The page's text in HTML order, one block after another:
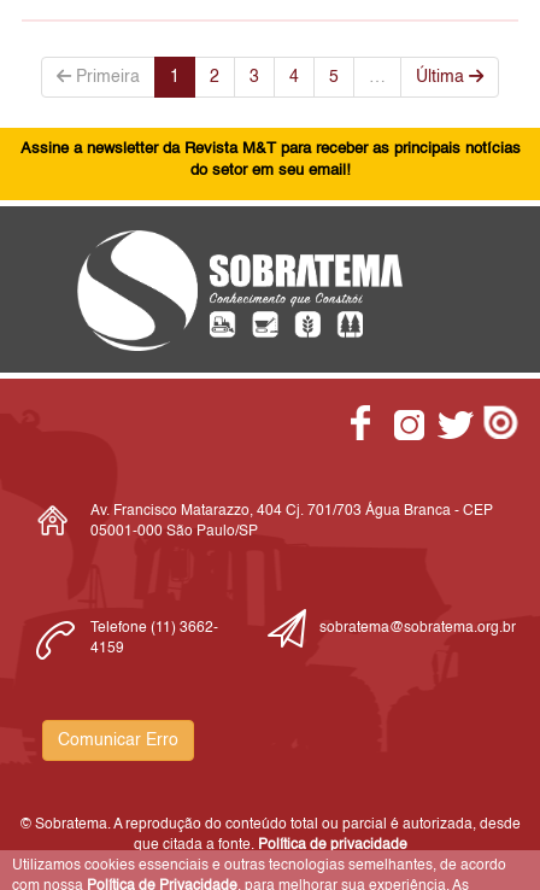
Primeira 1 2 3 4 5 Última
Assine a newsletter da Revista M&T para receber as principais notícias
do setor em seu email!
Av. Francisco Matarazzo, 404 Cj. 701/703 Água Branca - CEP
05001-000 São Paulo/SP
Telefone (11) 3662-
4159
sobratema@sobratema.org.br
Comunicar Erro
© Sobratema. A reprodução do conteúdo total ou parcial é autorizada, desde
que citada a fonte. Política de privacidade
Utilizamos cookies essenciais e outras tecnologias semelhantes, de acordo
com nossa Política de Privacidade, para melhorar sua experiência. As